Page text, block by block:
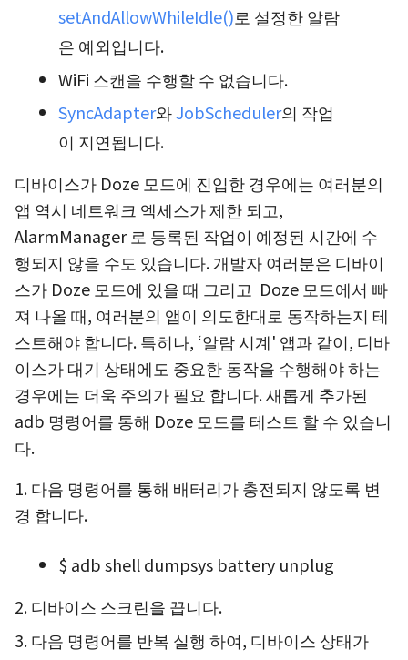
setAndAllowWhileIdle()로 설정한 알람
은 예외입니다.
WiFi 스캔을 수행할 수 없습니다.
SyncAdapter와JobScheduler의 작업
이 지연됩니다.
디바이스가 Doze 모드에 진입한 경우에는 여러분의
앱 역시 네트워크 엑세스가 제한 되고,
AlarmManager 로 등록된 작업이 예정된 시간에 수
행되지 않을 수도 있습니다. 개발자 여러분은 디바이
스가 Doze 모드에 있을 때 그리고 Doze 모드에서 빠
져 나올 때, 여러분의 앱이 의도한대로 동작하는지 테
스트해야 합니다. 특히나, ‘알람 시계' 앱과 같이, 디바
이스가 대기 상태에도 중요한 동작을 수행해야 하는
경우에는 더욱 주의가 필요 합니다. 새롭게 추가된
adb 명령어를 통해 Doze 모드를 테스트 할 수 있습니
다.
1. 다음 명령어를 통해 배터리가 충전되지 않도록 변
경 합니다.
$ adb shell dumpsys battery unplug
2. 디바이스 스크린을 끕니다.
3. 다음 명령어를 반복 실행 하여, 디바이스 상태가